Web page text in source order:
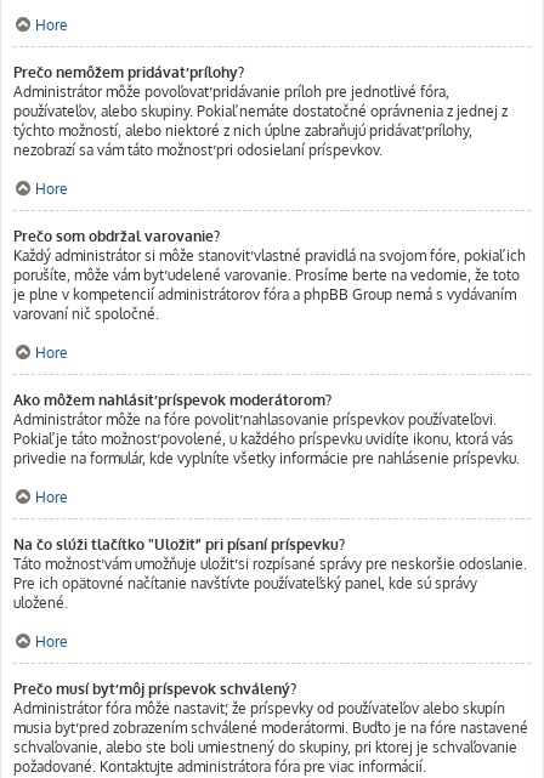
Hore
Prečo nemôžem pridávať prílohy?
Administrátor môže povoľovať pridávanie príloh pre jednotlivé fóra,
používateľov, alebo skupiny. Pokiaľ nemáte dostatočné oprávnenia z jednej z
týchto možností, alebo niektoré z nich úplne zabraňujú pridávať prílohy,
nezobrazí sa vám táto možnosť pri odosielaní príspevkov.
Hore
Prečo som obdržal varovanie?
Každý administrátor si môže stanoviť vlastné pravidlá na svojom fóre, pokiaľ ich
porušíte, môže vám byť udelené varovanie. Prosíme berte na vedomie, že toto
je plne v kompetencií administrátorov fóra a phpBB Group nemá s vydávaním
varovaní nič spoločné.
Hore
Ako môžem nahlásiť príspevok moderátorom?
Administrátor môže na fóre povoliť nahlasovanie príspevkov používateľovi.
Pokiaľ je táto možnosť povolené, u každého príspevku uvidíte ikonu, ktorá vás
privedie na formulár, kde vyplníte všetky informácie pre nahlásenie príspevku.
Hore
Na čo slúži tlačítko "Uložiť" pri písaní príspevku?
Táto možnosť vám umožňuje uložiť si rozpísané správy pre neskoršie odoslanie.
Pre ich opätovné načítanie navštívte používateľský panel, kde sú správy
uložené.
Hore
Prečo musí byť môj príspevok schválený?
Administrátor fóra môže nastaviť, že príspevky od používateľov alebo skupín
musia byť pred zobrazením schválené moderátormi. Buďto je na fóre nastavené
schvaľovanie, alebo ste boli umiestnený do skupiny, pri ktorej je schvaľovanie
požadované. Kontaktujte administrátora fóra pre viac informácií.